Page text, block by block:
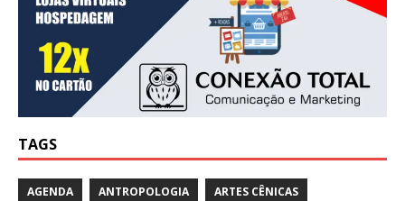
TAGS
AGENDA ANTROPOLOGIA ARTES CÊNICAS